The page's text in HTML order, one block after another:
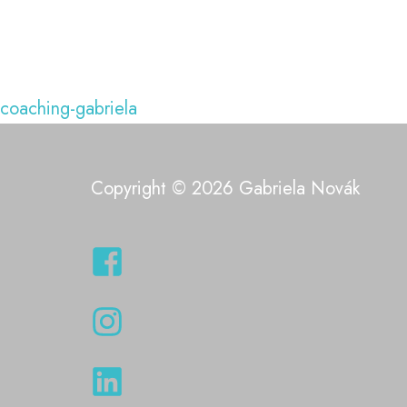
coaching-gabriela
Copyright © 2026 Gabriela Novák